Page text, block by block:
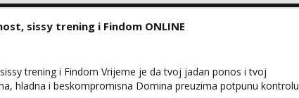
sissy trening i Findom ONLINE
trening i Findom Vrijeme je da tvoj jadan ponos i tvoj
hladna i beskompromisna Domina preuzima potpunu kontrolu